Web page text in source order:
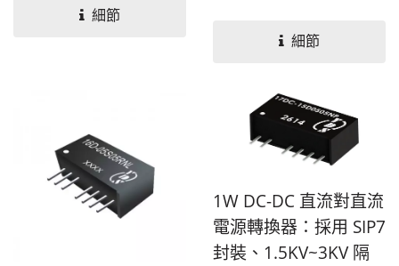
細節
源轉換器。採用8...
細節
1W DC-DC 直流對直流
電源轉換器：採用 SIP7
封裝、1.5KV~3KV 隔